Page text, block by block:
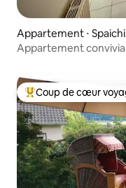
Appartement ⋅
Appartement
Coups de cœur
Coup de cœur